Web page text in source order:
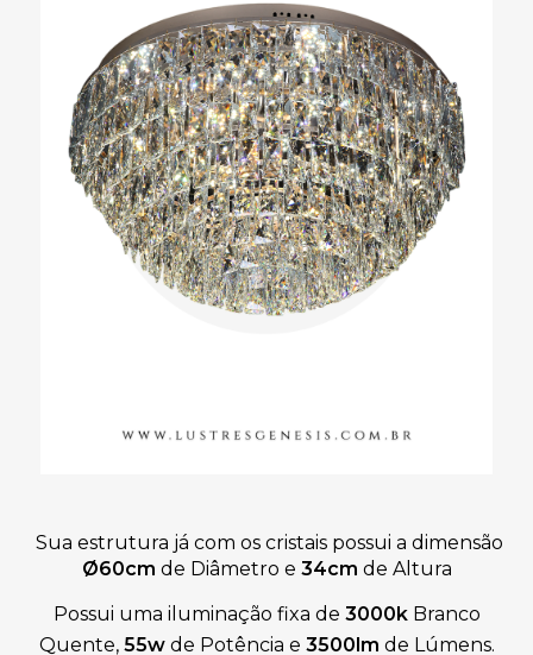
Sua estrutura já com os cristais possui a dimensão
Ø60cm de Diâmetro e 34cm de Altura
Possui uma iluminação fixa de 3000kBranco
Quente, 55w de Potência e 3500lm de Lúmens.